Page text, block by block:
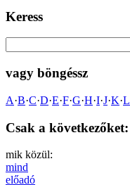
Keress
vagy böngéssz
A·B·C·D·E·F·G·H·I·J·K·L
Csak a következőket:
mik közül:
mind
előadó